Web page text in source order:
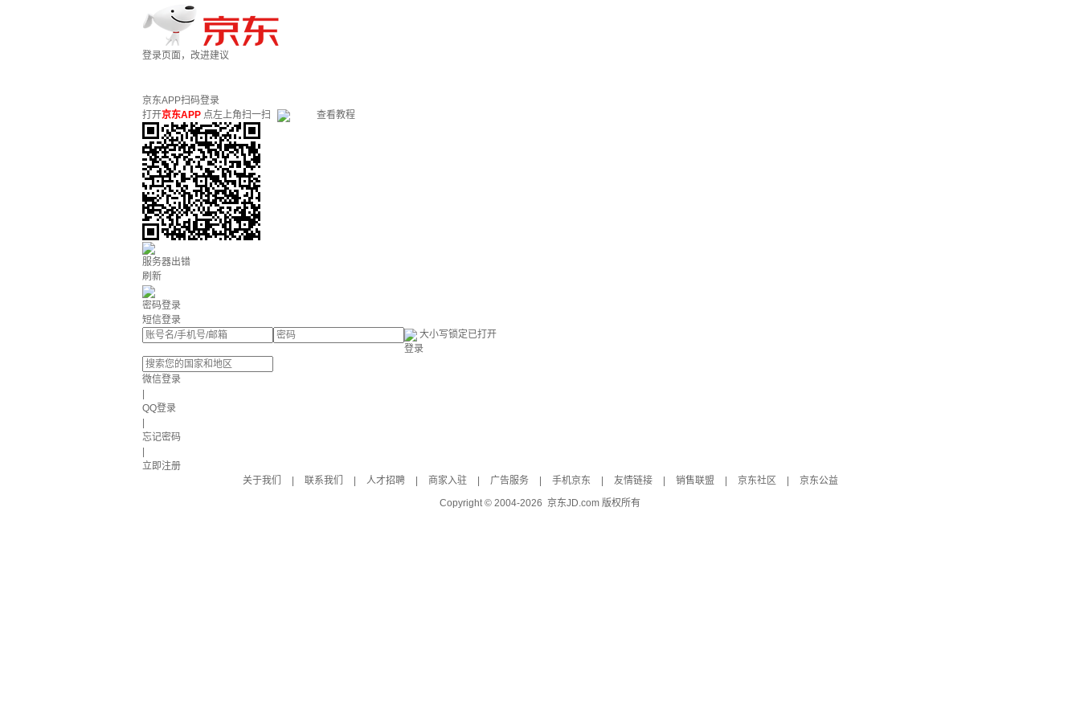
登录页面，改进建议
京东APP扫码登录
打开京东APP 点左上角扫一扫 查看教程
服务器出错
刷新
密码登录
短信登录
大小写锁定已打开
登录
微信登录
QQ登录
忘记密码
立即注册
关于我们
联系我们 人才招聘 商家入驻 广告服务 手机京东 友情链接 销售联盟 京东社区
京东公益
Copyright © 2004-2026 京东JD.com 版权所有